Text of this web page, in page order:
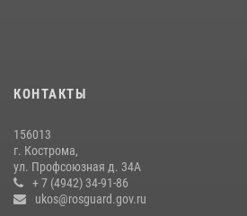
Приглашаем молодежь Костромской
в ВУЗах Росгвардии
09 июля 2026, 05:58
КОНТАКТЫ
156013
г. Кострома,
ул. Профсоюзная д. 34А
+ 7 (4942) 34-91-86
ukos@rosguard.gov.ru